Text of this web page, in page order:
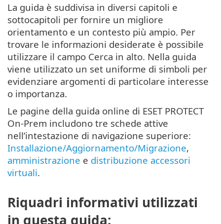
La guida è suddivisa in diversi capitoli e
sottocapitoli per fornire un migliore
orientamento e un contesto più ampio. Per
trovare le informazioni desiderate è possibile
utilizzare il campo Cerca in alto. Nella guida
viene utilizzato un set uniforme di simboli per
evidenziare argomenti di particolare interesse
o importanza.
Le pagine della guida online di ESET PROTECT
On-Prem includono tre schede attive
nell’intestazione di navigazione superiore:
Installazione/Aggiornamento/Migrazione,
amministrazione e distribuzione accessori
virtuali.
Riquadri informativi utilizzati
in questa guida: